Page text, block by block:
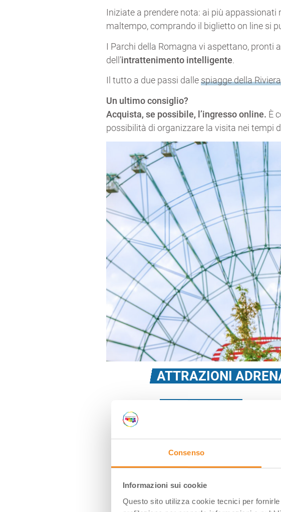
Consenso
Informazioni sui cookie
Questo sito utilizza cookie tecnici per
Iniziate a prendere nota: ai più appassionati
maltempo, comprando il biglietto on line si
I Parchi della Romagna vi aspettano, pronti
dell’intrattenimento intelligente.
Il tutto a due passi dallespiagge della
Un ultimo consiglio?
Acquista, se possibile, l’ingresso online. È
possibilità di organizzare la visita nei tempi
ATTRAZIONI
Apertura: 2 aprile 2026 –